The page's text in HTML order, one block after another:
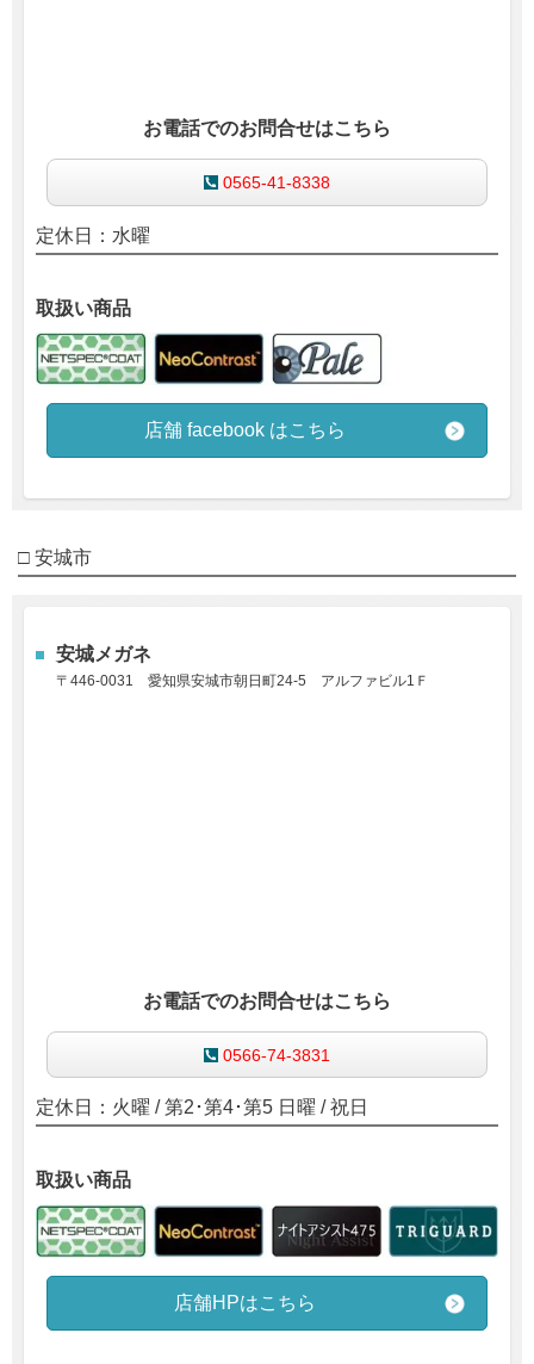
お電話でのお問合せはこちら
0565-41-8338
定休日：水曜
取扱い商品
店舗 facebook はこちら
□ 安城市
安城メガネ
〒446-0031 愛知県安城市朝日町24-5 アルファビル1Ｆ
お電話でのお問合せはこちら
0566-74-3831
定休日：火曜 / 第2･第4･第5 日曜 / 祝日
取扱い商品
店舗HPはこちら